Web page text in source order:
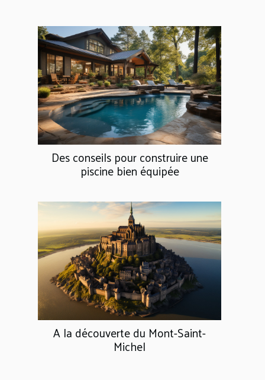
Des conseils pour construire une
piscine bien équipée
A la découverte du Mont-Saint-
Michel